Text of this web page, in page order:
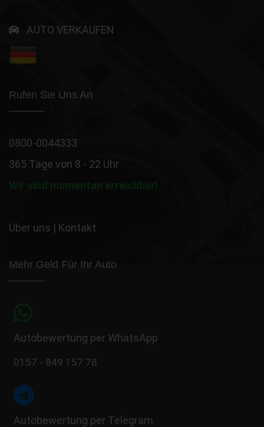
AUTO VERKAUFEN
Rufen Sie Uns An
0800-0044333
365 Tage von 8 - 22 Uhr
Wir sind momentan erreichbar!
Über uns | Kontakt
Mehr Geld Für Ihr Auto
Autobewertung per WhatsApp
0157 - 849 157 78
Autobewertung per Telegram